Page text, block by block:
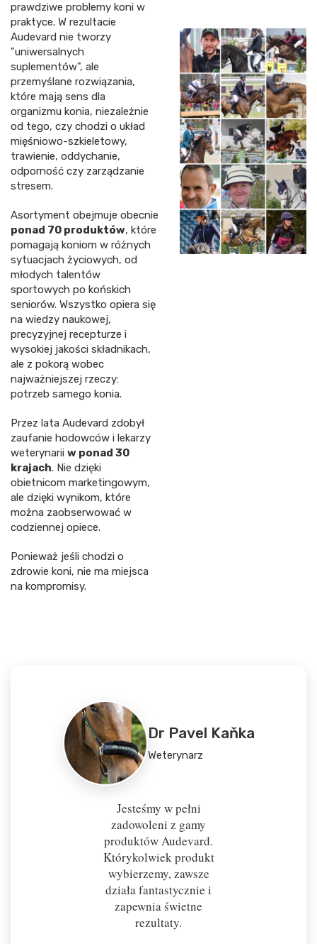
prawdziwe problemy koni w
praktyce. W rezultacie
Audevard nie tworzy
"uniwersalnych
suplementów", ale
przemyślane rozwiązania,
które mają sens dla
organizmu konia, niezależnie
od tego, czy chodzi o układ
mięśniowo-szkieletowy,
trawienie, oddychanie,
odporność czy zarządzanie
stresem.
Asortyment obejmuje obecnie
ponad 70 produktów, które
pomagają koniom w różnych
sytuacjach życiowych, od
młodych talentów
sportowych po końskich
seniorów. Wszystko opiera się
na wiedzy naukowej,
precyzyjnej recepturze i
wysokiej jakości składnikach,
ale z pokorą wobec
najważniejszej rzeczy:
potrzeb samego konia.
Przez lata Audevard zdobył
zaufanie hodowców i lekarzy
weterynarii w ponad 30
krajach. Nie dzięki
obietnicom marketingowym,
ale dzięki wynikom, które
można zaobserwować w
codziennej opiece.
Ponieważ jeśli chodzi o
zdrowie koni, nie ma miejsca
na kompromisy.
Dr Pavel Kaňka
Weterynarz
Jesteśmy w pełni
zadowoleni z gamy
produktów Audevard.
Którykolwiek produkt
wybierzemy, zawsze
działa fantastycznie i
zapewnia świetne
rezultaty.